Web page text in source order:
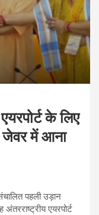
के लिए
जेवर में आना
पहली उड़ान
एयरपोर्ट